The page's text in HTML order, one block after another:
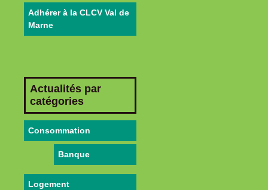
Adhérer à la CLCV Val de
Marne
Actualités par
catégories
Consommation
Banque
Logement